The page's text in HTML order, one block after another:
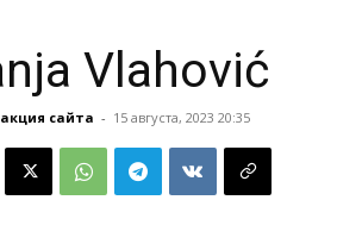
Vlahović
сайта - 15 августа, 2023 20:35